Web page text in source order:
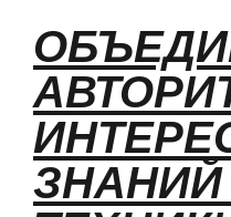
ЗНАНИЙ